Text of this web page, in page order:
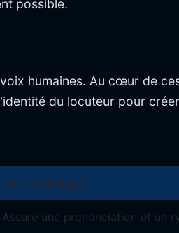
possible.
humaines. Au cœur de
du locuteur pour
Rôle Technique
Assure une prononciation et un